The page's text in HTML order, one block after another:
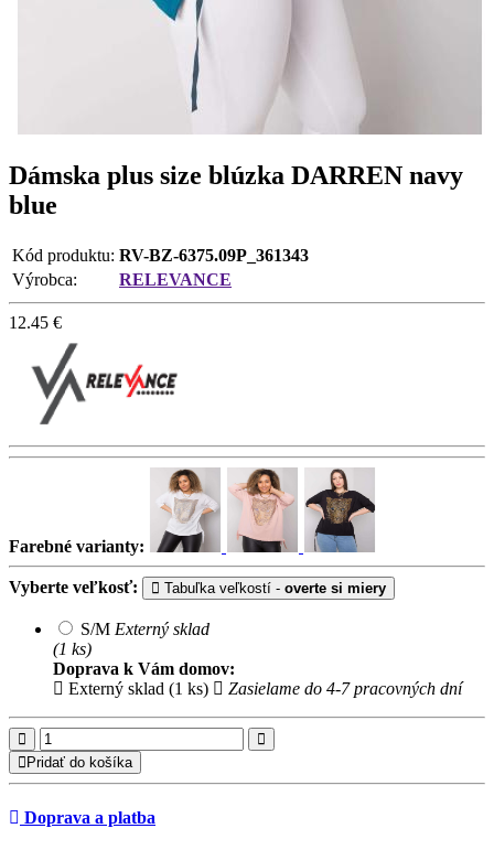
Dámska plus size blúzka DARREN navy
blue
Kód produktu: RV-BZ-6375.09P_361343
Výrobca:
RELEVANCE
12.45 €
Farebné varianty:
Vyberte veľkosť: Tabuľka veľkostí - overte si miery
S/M Externý sklad
(1 ks)
Doprava k Vám domov:
Externý sklad (1 ks)
Zasielame do 4-7 pracovných dní
Pridať do košíka
Doprava a platba